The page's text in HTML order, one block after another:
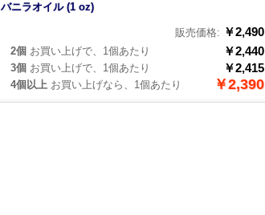
バニラオイル (1 oz)
販売価格: ￥2,490
2個 お買い上げで、1個あたり ￥2,440
3個 お買い上げで、1個あたり ￥2,415
4個以上 お買い上げなら、1個あたり ￥2,390